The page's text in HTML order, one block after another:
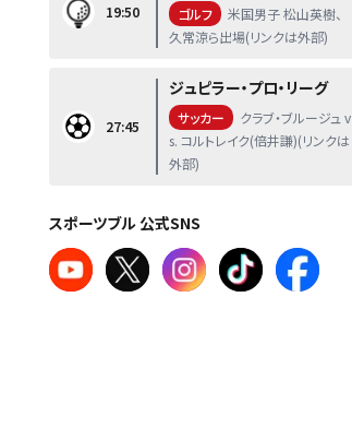
19:50 ゴルフ
米国男子 松山英樹、
久常涼ら出場(リンクは外部)
27:45
ジュピラー・プロ・リーグ
サッカー
クラブ・ブルージュ v
s. コルトレイク(倍井謙)(リンクは
外部)
スポーツブル 公式SNS